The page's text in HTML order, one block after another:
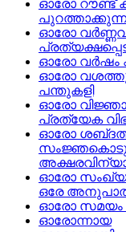
ഓരോ റൗണ്ട്‌
പുറത്താക്കുന്ന
ഓരോ
ഓരോ വര്‍ഷം
ഓരോ
പന്തുകളി
ഓരോ
പ്രത്യേക
ഓരോ
ഓരോ
ഒരേ
ഓരോ സമയം
ഓരോന്നായ